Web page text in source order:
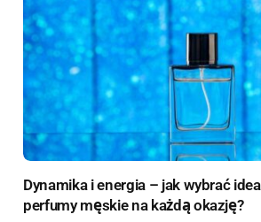
Dynamika i energia – jak wybrać
perfumy męskie na każdą okazję?